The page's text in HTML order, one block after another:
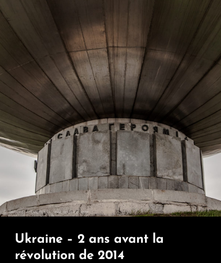
Ukraine – 2 ans avant la
révolution de 2014